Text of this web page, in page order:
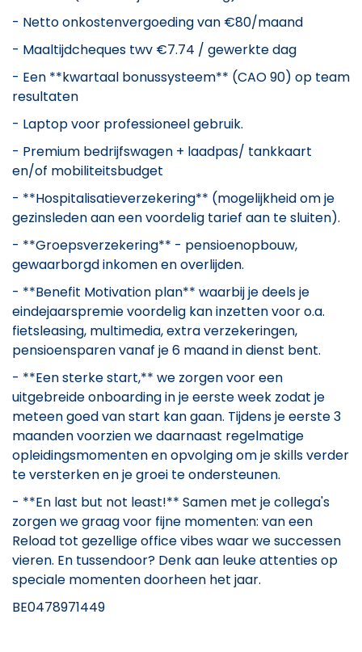
- Netto onkostenvergoeding van €80/maand
- Maaltijdcheques twv €7.74 / gewerkte dag
- Een **kwartaal bonussysteem** (CAO 90) op team
resultaten
- Laptop voor professioneel gebruik.
- Premium bedrijfswagen + laadpas/ tankkaart
en/of mobiliteitsbudget
- **Hospitalisatieverzekering** (mogelijkheid om je
gezinsleden aan een voordelig tarief aan te sluiten).
- **Groepsverzekering** - pensioenopbouw,
gewaarborgd inkomen en overlijden.
- **Benefit Motivation plan** waarbij je deels je
eindejaarspremie voordelig kan inzetten voor o.a.
fietsleasing, multimedia, extra verzekeringen,
pensioensparen vanaf je 6 maand in dienst bent.
- **Een sterke start,** we zorgen voor een
uitgebreide onboarding in je eerste week zodat je
meteen goed van start kan gaan. Tijdens je eerste 3
maanden voorzien we daarnaast regelmatige
opleidingsmomenten en opvolging om je skills verder
te versterken en je groei te ondersteunen.
- **En last but not least!** Samen met je collega's
zorgen we graag voor fijne momenten: van een
Reload tot gezellige office vibes waar we successen
vieren. En tussendoor? Denk aan leuke attenties op
speciale momenten doorheen het jaar.
BE0478971449